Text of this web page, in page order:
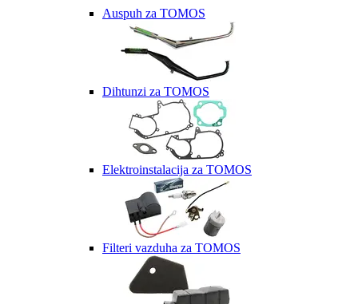
Auspuh za TOMOS
Dihtunzi za TOMOS
Elektroinstalacija za TOMOS
Filteri vazduha za TOMOS